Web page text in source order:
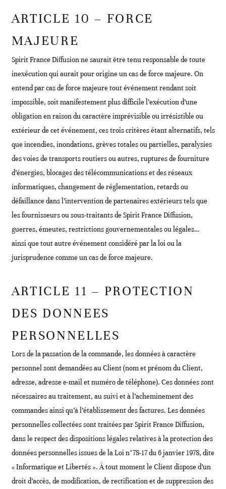
ARTICLE 10 – FORCE
MAJEURE
Spirit France Diffusion ne saurait être tenu responsable de toute
inexécution qui aurait pour origine un cas de force majeure. On
entend par cas de force majeure tout événement rendant soit
impossible, soit manifestement plus difficile l’exécution d’une
obligation en raison du caractère imprévisible ou irrésistible ou
extérieur de cet événement, ces trois critères étant alternatifs, tels
que incendies, inondations, grèves totales ou partielles, paralysies
des voies de transports routiers ou autres, ruptures de fourniture
d’énergies, blocages des télécommunications et des réseaux
informatiques, changement de réglementation, retards ou
défaillance dans l’intervention de partenaires extérieurs tels que
les fournisseurs ou sous-traitants de Spirit France Diffusion,
guerres, émeutes, restrictions gouvernementales ou légales…
ainsi que tout autre événement considéré par la loi ou la
jurisprudence comme un cas de force majeure.
ARTICLE 11 – PROTECTION
DES DONNEES
PERSONNELLES
Lors de la passation de la commande, les données à caractère
personnel sont demandées au Client (nom et prénom du Client,
adresse, adresse e-mail et numéro de téléphone). Ces données sont
nécessaires au traitement, au suivi et à l’acheminement des
commandes ainsi qu’à l’établissement des factures. Les données
personnelles collectées sont traitées par Spirit France Diffusion,
dans le respect des dispositions légales relatives à la protection des
données personnelles issues de la Loi n°78-17 du 6 janvier 1978, dite
« Informatique et Libertés ». À tout moment le Client dispose d’un
droit d’accès, de modification, de rectification et de suppression des